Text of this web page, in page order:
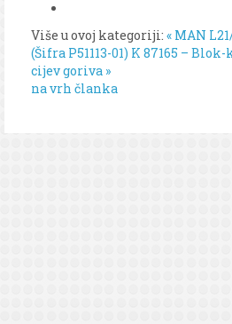
Više u ovoj kategoriji: « MAN
(Šifra P51113-01) K 87165 –
cijev goriva »
na vrh članka